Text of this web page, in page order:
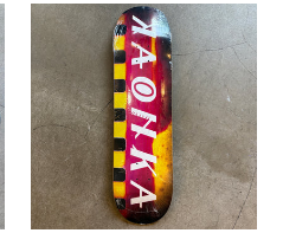
格
[KAONKA]
x
KAONKA
-
8.25"